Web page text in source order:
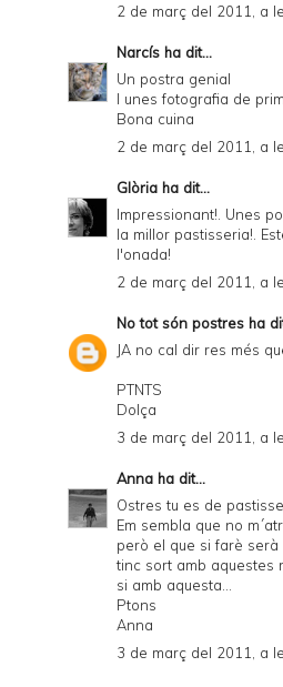
2 de març del 2011, a
Narcís ha dit...
Un postra genial
I unes fotografia de
Bona cuina
2 de març del 2011, a
Glòria ha dit...
Impressionant!. Unes
la millor pastisseria!.
l'onada!
2 de març del 2011, a
No tot són postres ha
JA no cal dir res més
PTNTS
Dolça
3 de març del 2011, a
Anna ha dit...
Ostres tu es de
Em sembla que no
però el que si farè
tinc sort amb aquestes
si amb aquesta...
Ptons
Anna
3 de març del 2011, a